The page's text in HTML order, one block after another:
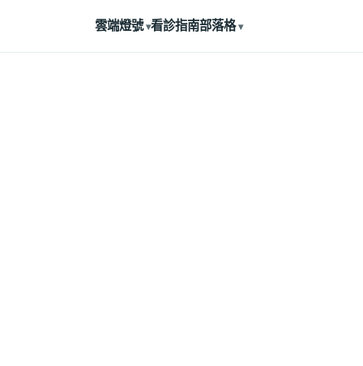
雲端燈號 看診指南部落格